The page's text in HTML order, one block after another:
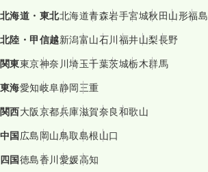
北海道・東北北海道青森岩手宮城秋田 山形福島
北陸・甲信越新潟富山石川 福井山梨長野
関東東京神奈川埼玉千葉茨城栃木群馬
東海愛知岐阜静岡三重
関西大阪京都兵庫滋賀奈良和歌山
中国 広島 岡山鳥取島根山口
四国徳島香川 愛媛高知